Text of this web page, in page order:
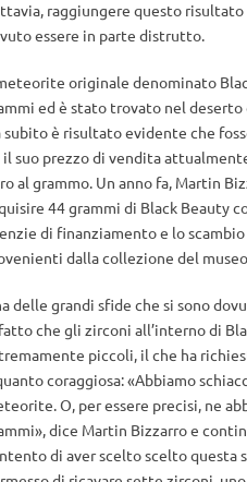
raggiungere questo
essere in parte distrutto.
originale denominato
ed è stato trovato nel deserto
subito è risultato evidente che
il suo prezzo di vendita
al grammo. Un anno fa, Martin
44 grammi di Black Beauty
di finanziamento e lo
dalla collezione del
delle grandi sfide che si sono
che gli zirconi all’interno di
piccoli, il che ha
coraggiosa: «Abbiamo
O, per essere precisi, ne
dice Martin Bizzarro e
di aver scelto scelto questa